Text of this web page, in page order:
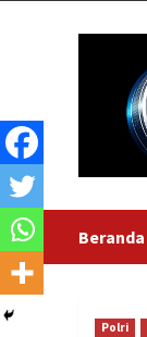
Beranda
Polri